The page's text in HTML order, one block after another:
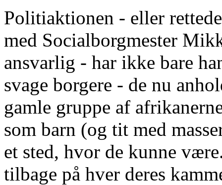
Politiaktionen - eller
med Socialborgmester
ansvarlig - har ikke bare
svage borgere - de nu
gamle gruppe af
som barn (og tit med
et sted, hvor de kunne
tilbage på hver deres